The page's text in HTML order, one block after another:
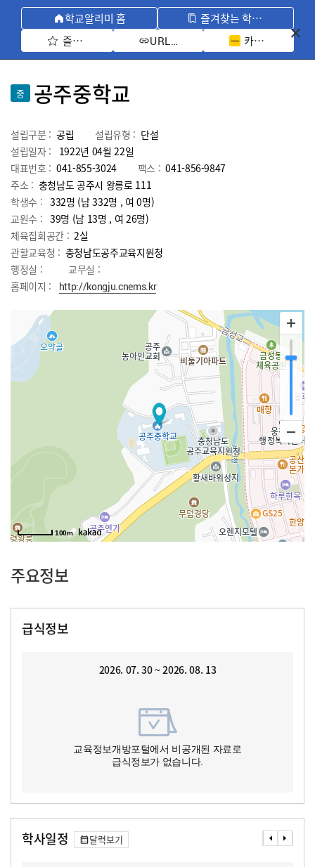
학교알리미 홈
즐겨찾는 학교 모아보기
즐겨찾기 선택
URL 복사 카카오톡 공유
중 공주중학교
설립구분 : 공립 설립유형 : 단설
설립일자 :
1922년 04월 22일
대표번호 : 041-855-3024 팩스 : 041-856-9847
주소 : 충청남도 공주시 왕릉로 111
학생수 : 332명 (남 332명 , 여 0명)
교원수 : 39명 (남 13명 , 여 26명)
체육집회공간 : 2실
관할교육청 : 충청남도공주교육지원청
행정실 :
교무실 :
홈페이지 :
http://kongju.cnems.kr
100m
주요정보
급식정보
2026. 07. 30 ~ 2026. 08. 13
교육정보개방포털에서 비공개된 자료로
급식정보가 없습니다.
학사일정 달력보기